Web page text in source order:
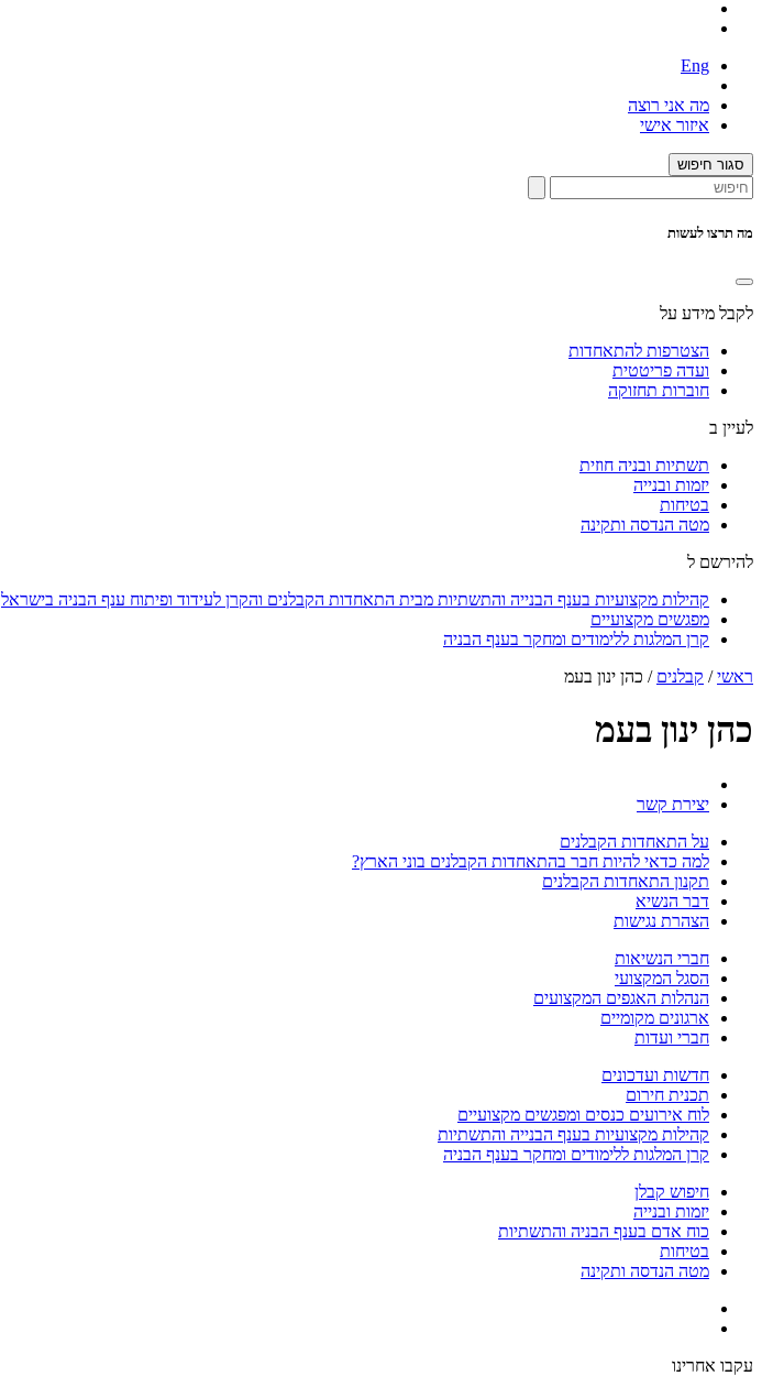
Eng
מה אני רוצה
איזור אישי
סגור חיפוש
מה תרצו לעשות
לקבל מידע על
הצטרפות להתאחדות
ועדה פריטטית
חוברות תחזוקה
לעיין ב
תשתיות ובניה חוזית
יזמות ובנייה
בטיחות
מטה הנדסה ותקינה
להירשם ל
קהילות מקצועיות בענף הבנייה והתשתיות מבית התאחדות הקבלנים והקרן לעידוד ופיתוח ענף הבניה בישראל
מפגשים מקצועיים
קרן המלגות ללימודים ומחקר בענף הבניה
ראשי/ קבלנים / כהן ינון בעמ
כהן ינון בעמ
יצירת קשר
על התאחדות הקבלנים
למה כדאי להיות חבר בהתאחדות הקבלנים בוני הארץ?
תקנון התאחדות הקבלנים
דבר הנשיא
הצהרת נגישות
חברי הנשיאות
הסגל המקצועי
הנהלות האגפים המקצועים
ארגונים מקומיים
חברי ועדות
חדשות ועדכונים
תכנית חירום
לוח אירועים כנסים ומפגשים מקצועיים
קהילות מקצועיות בענף הבנייה והתשתיות
קרן המלגות ללימודים ומחקר בענף הבניה
חיפוש קבלן
יזמות ובנייה
כוח אדם בענף הבניה והתשתיות
בטיחות
מטה הנדסה ותקינה
עקבו אחרינו